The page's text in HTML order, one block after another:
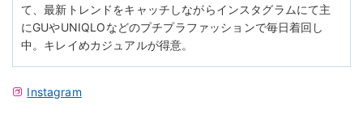
て、最新トレンドをキャッチしながらインスタグラムにて主
にGUやUNIQLOなどのプチプラファッションで毎日着回し
中。キレイめカジュアルが得意。
Instagram